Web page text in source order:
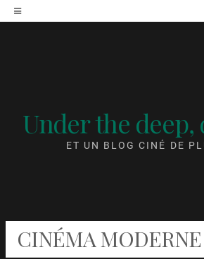
Accéder
au
Under the deep,
ET UN BLOG CINÉ DE
CINÉMA MODERNE